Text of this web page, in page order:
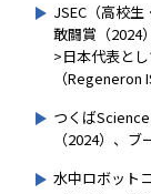
JSEC（高校
敢闘賞（2024
>日本代表と
（Regeneron
つくば
（2024）、ブ
水中ロボット